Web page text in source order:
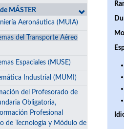
MÁSTER
Aeronáutica (MUIA)
del Transporte Aéreo
Espaciales (MUSE)
Industrial (MUMI)
del Profesorado de
Obligatoria,
Profesional
de Tecnología y Módulo de